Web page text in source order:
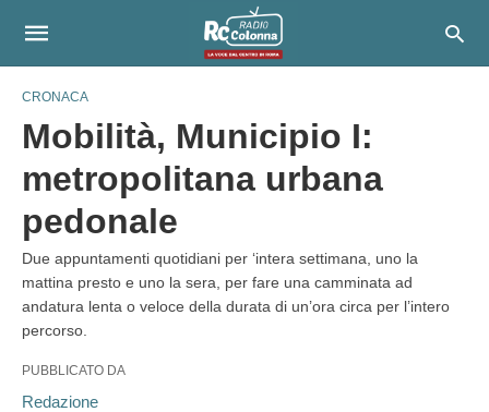
CRONACA
Mobilità, Municipio I:
metropolitana urbana
pedonale
Due appuntamenti quotidiani per ‘intera settimana, uno la
mattina presto e uno la sera, per fare una camminata ad
andatura lenta o veloce della durata di un’ora circa per l’intero
percorso.
PUBBLICATO DA
Redazione